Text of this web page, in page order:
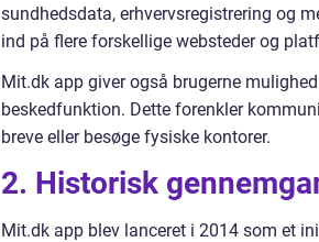
sundhedsdata, erhvervsregistrering og
ind på flere forskellige websteder og
Mit.dk app giver også brugerne
beskedfunktion. Dette forenkler
breve eller besøge fysiske kontorer.
2. Historisk
Mit.dk app blev lanceret i 2014 som et